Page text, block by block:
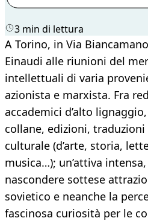
3 min di lettura
A Torino, in Via
Einaudi alle riunioni del
intellettuali di varia
azionista e marxista. Fra
accademici d’alto
collane, edizioni, traduzioni
culturale (d’arte, storia,
musica…); un’attiva
nascondere sottese
sovietico e neanche la
fascinosa curiosità per le